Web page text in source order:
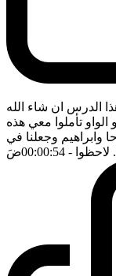
الدرس ان شاء الله
تأملوا معي هذه
وابراهيم وجعلنا في
لاحظوا - 00:00:54 ضَ